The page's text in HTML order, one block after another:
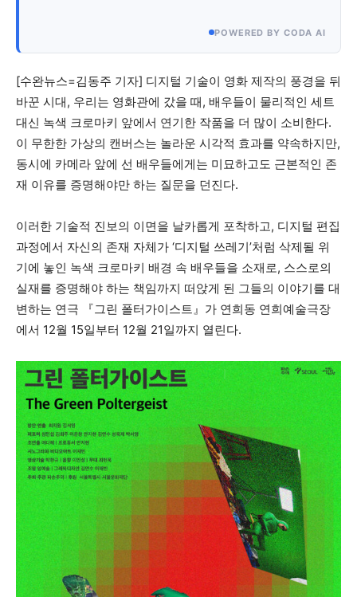
모든 세대의 시선이 머무는 곳, 수완뉴스
POWERED BY CODA AI
[수완뉴스=김동주 기자] 디지털 기술이 영화 제작의 풍경을 뒤
바꾼 시대, 우리는 영화관에 갔을 때, 배우들이 물리적인 세트
대신 녹색 크로마키 앞에서 연기한 작품을 더 많이 소비한다.
이 무한한 가상의 캔버스는 놀라운 시각적 효과를 약속하지만,
동시에 카메라 앞에 선 배우들에게는 미묘하고도 근본적인 존
재 이유를 증명해야만 하는 질문을 던진다.
이러한 기술적 진보의 이면을 날카롭게 포착하고, 디지털 편집
과정에서 자신의 존재 자체가 ‘디지털 쓰레기’처럼 삭제될 위
기에 놓인 녹색 크로마키 배경 속 배우들을 소재로, 스스로의
실재를 증명해야 하는 책임까지 떠앉게 된 그들의 이야기를 대
변하는 연극 『그린 폴터가이스트』가 연희동 연희예술극장
에서 12월 15일부터 12월 21일까지 열린다.